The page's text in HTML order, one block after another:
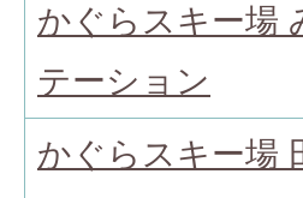
かぐらスキー場
テーション
かぐらスキー場